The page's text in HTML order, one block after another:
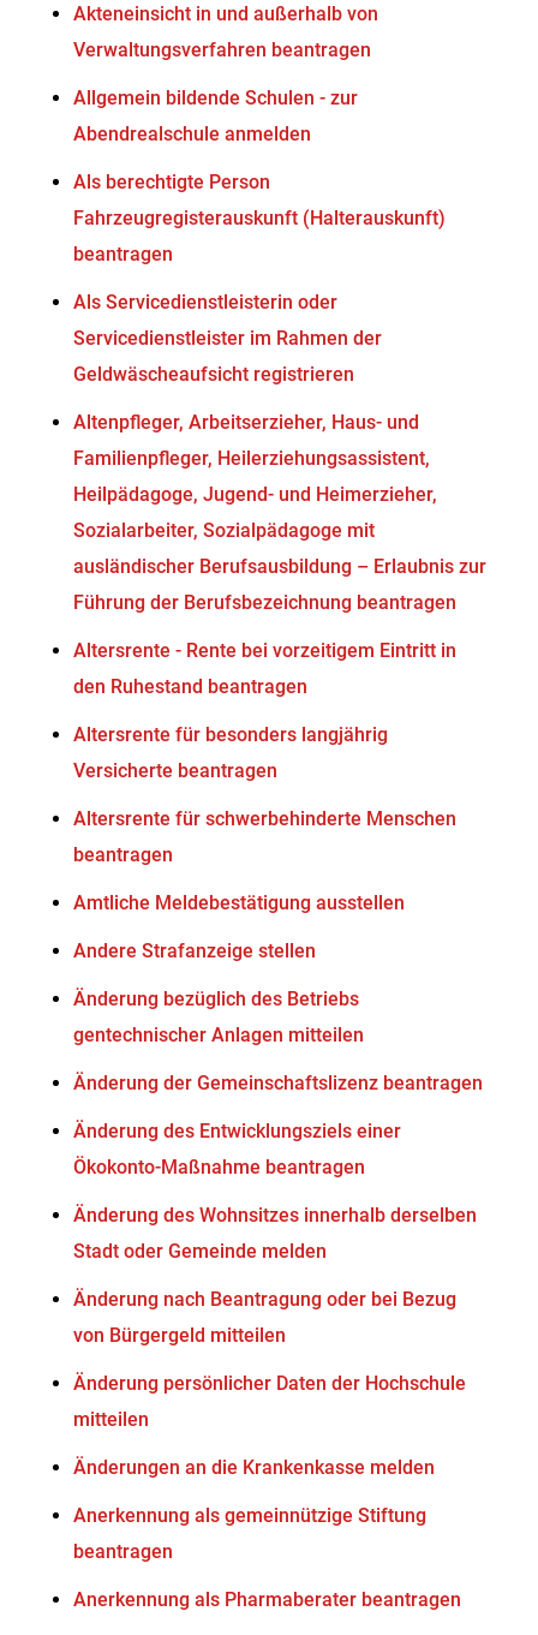
Akteneinsicht in und außerhalb von
Verwaltungsverfahren beantragen
Allgemein bildende Schulen - zur
Abendrealschule anmelden
Als berechtigte Person
Fahrzeugregisterauskunft (Halterauskunft)
beantragen
Als Servicedienstleisterin oder
Servicedienstleister im Rahmen der
Geldwäscheaufsicht registrieren
Altenpfleger, Arbeitserzieher, Haus- und
Familienpfleger, Heilerziehungsassistent,
Heilpädagoge, Jugend- und Heimerzieher,
Sozialarbeiter, Sozialpädagoge mit
ausländischer Berufsausbildung – Erlaubnis zur
Führung der Berufsbezeichnung beantragen
Altersrente - Rente bei vorzeitigem Eintritt in
den Ruhestand beantragen
Altersrente für besonders langjährig
Versicherte beantragen
Altersrente für schwerbehinderte Menschen
beantragen
Amtliche Meldebestätigung ausstellen
Andere Strafanzeige stellen
Änderung bezüglich des Betriebs
gentechnischer Anlagen mitteilen
Änderung der Gemeinschaftslizenz beantragen
Änderung des Entwicklungsziels einer
Ökokonto-Maßnahme beantragen
Änderung des Wohnsitzes innerhalb derselben
Stadt oder Gemeinde melden
Änderung nach Beantragung oder bei Bezug
von Bürgergeld mitteilen
Änderung persönlicher Daten der Hochschule
mitteilen
Änderungen an die Krankenkasse melden
Anerkennung als gemeinnützige Stiftung
beantragen
Anerkennung als Pharmaberater beantragen